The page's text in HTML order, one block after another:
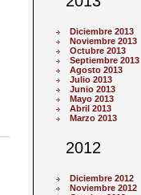
Diciembre 2013
Noviembre 2013
Octubre 2013
Septiembre 2013
Agosto 2013
Julio 2013
Junio 2013
Mayo 2013
Abril 2013
Marzo 2013
2012
Diciembre 2012
Noviembre 2012